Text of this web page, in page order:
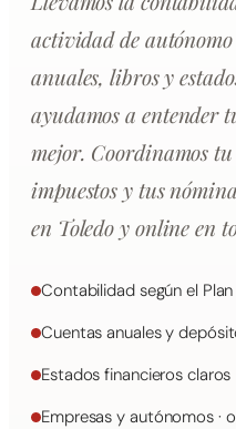
actividad de
anuales, libros y
ayudamos a entender
mejor. Coordinamos
impuestos y tus
en Toledo y online en
Contabilidad según el
Cuentas anuales y
Estados financieros claros
Empresas y autónomos ·